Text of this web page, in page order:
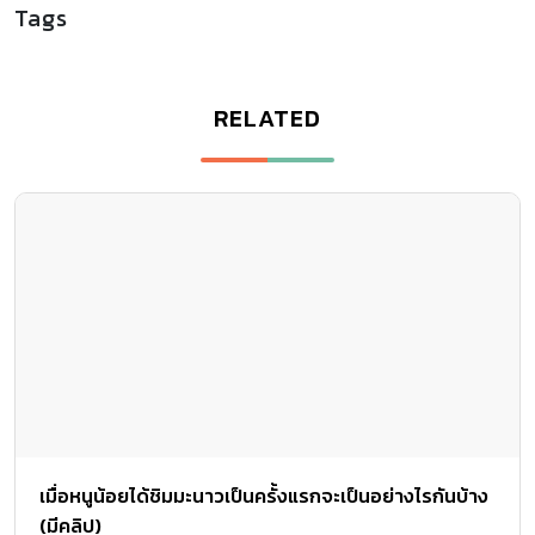
Tags
RELATED
เมื่อหนูน้อยได้ชิมมะนาวเป็นครั้งแรกจะเป็นอย่างไรกันบ้าง
(มีคลิป)